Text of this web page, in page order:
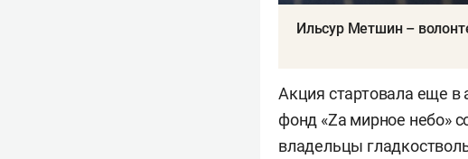
Ильсур Метшин –
Акция стартовала еще в
фонд «Zа мирное небо»
владельцы